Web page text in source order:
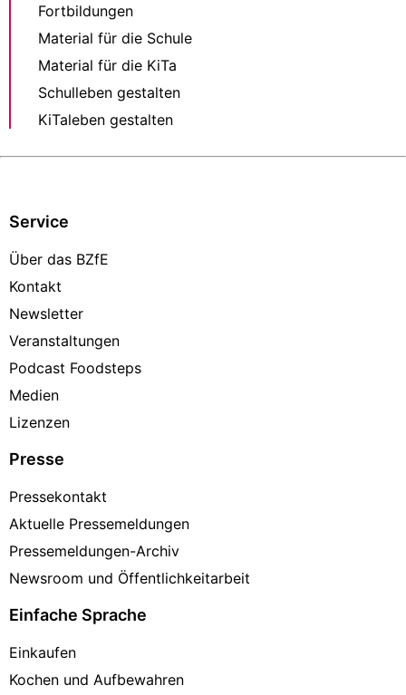
Fortbildungen
Material für die Schule
Material für die KiTa
Schulleben gestalten
KiTaleben gestalten
Service
Über das BZfE
Kontakt
Newsletter
Veranstaltungen
Podcast Foodsteps
Medien
Lizenzen
Presse
Pressekontakt
Aktuelle Pressemeldungen
Pressemeldungen-Archiv
Newsroom und Öffentlichkeitarbeit
Einfache Sprache
Einkaufen
Kochen und Aufbewahren